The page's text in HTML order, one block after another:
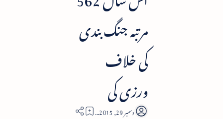
مرتبہ جنگ بندی
کی خلاف
ورزی کی
2